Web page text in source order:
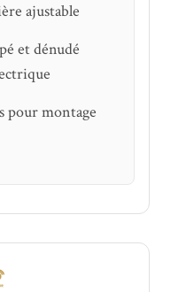
ajustable
et dénudé
pour montage